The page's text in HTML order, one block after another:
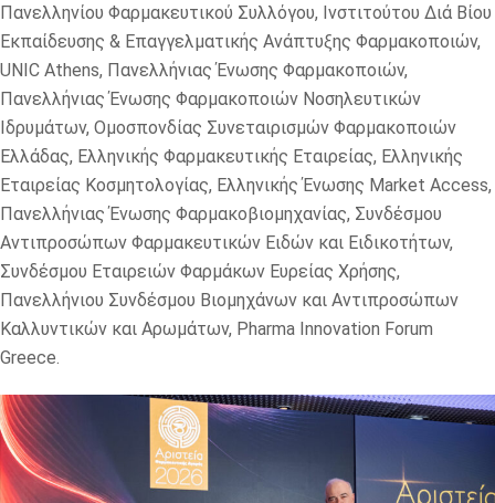
Πανελληνίου Φαρμακευτικού Συλλόγου, Ινστιτούτου Διά Βίου
Εκπαίδευσης & Επαγγελματικής Ανάπτυξης Φαρμακοποιών,
UNIC Athens, Πανελλήνιας Ένωσης Φαρμακοποιών,
Πανελλήνιας Ένωσης Φαρμακοποιών Νοσηλευτικών
Ιδρυμάτων, Ομοσπονδίας Συνεταιρισμών Φαρμακοποιών
Ελλάδας, Ελληνικής Φαρμακευτικής Εταιρείας, Ελληνικής
Εταιρείας Κοσμητολογίας, Ελληνικής Ένωσης Market Access,
Πανελλήνιας Ένωσης Φαρμακοβιομηχανίας, Συνδέσμου
Αντιπροσώπων Φαρμακευτικών Ειδών και Ειδικοτήτων,
Συνδέσμου Εταιρειών Φαρμάκων Ευρείας Χρήσης,
Πανελλήνιου Συνδέσμου Βιομηχάνων και Αντιπροσώπων
Καλλυντικών και Αρωμάτων, Pharma Innovation Forum
Greece.